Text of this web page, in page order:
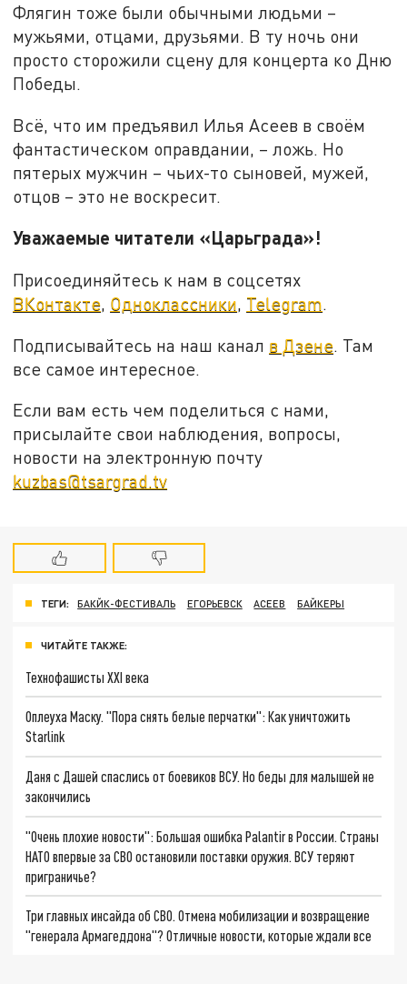
Флягин тоже были обычными людьми –
мужьями, отцами, друзьями. В ту ночь они
просто сторожили сцену для концерта ко Дню
Победы.
Всё, что им предъявил Илья Асеев в своём
фантастическом оправдании, – ложь. Но
пятерых мужчин – чьих-то сыновей, мужей,
отцов – это не воскресит.
Уважаемые читатели «Царьграда»!
Присоединяйтесь к нам в соцсетях
ВКонтакте, Одноклассники, Telegram.
Подписывайтесь на наш канал в Дзене . Там
все самое интересное.
Если вам есть чем поделиться с нами,
присылайте свои наблюдения, вопросы,
новости на электронную почту
kuzbas@tsargrad.tv
ТЕГИ: БАКЙК-ФЕСТИВАЛЬ ЕГОРЬЕВСК АСЕЕВ БАЙКЕРЫ
ЧИТАЙТЕ ТАКЖЕ:
Технофашисты XXI века
Оплеуха Маску. "Пора снять белые перчатки": Как уничтожить
Starlink
Даня с Дашей спаслись от боевиков ВСУ. Но беды для малышей не
закончились
"Очень плохие новости": Большая ошибка Palantir в России. Страны
НАТО впервые за СВО остановили поставки оружия. ВСУ теряют
приграничье?
Три главных инсайда об СВО. Отмена мобилизации и возвращение
"генерала Армагеддона"? Отличные новости, которые ждали все